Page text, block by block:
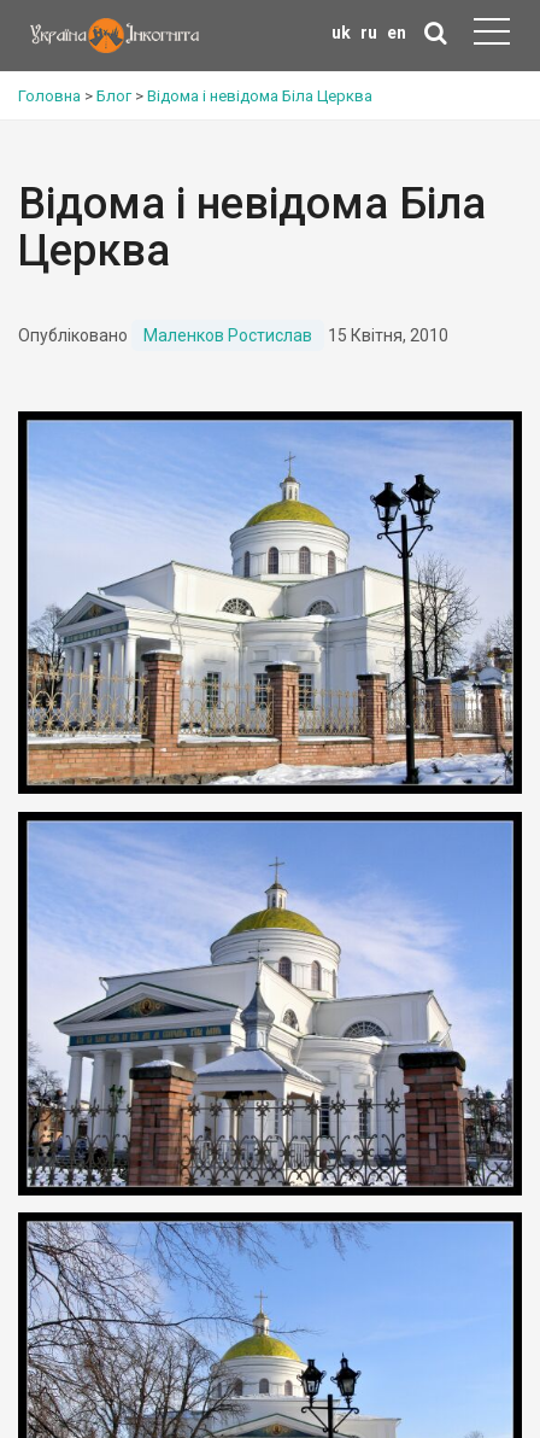
uk ru en
Головна > Блог> Відома і невідома Біла Церква
Відома і невідома Біла
Церква
Опубліковано Маленков Ростислав 15 Квітня, 2010